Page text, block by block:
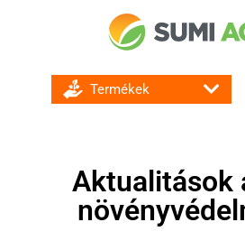
Aktualitások